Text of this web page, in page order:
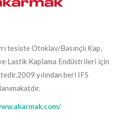
tesiste Otoklav/Basınçlı Kap,
Lastik Kaplama Endüstrileri için
yılından beri IFS